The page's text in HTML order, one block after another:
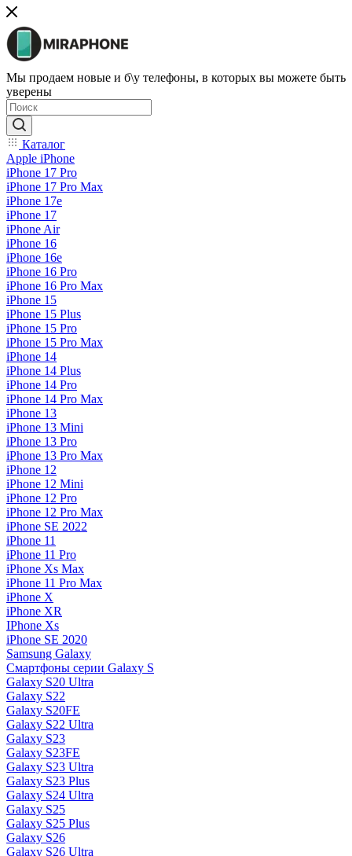
Мы продаем новые и б\у телефоны, в которых вы можете быть
уверены
Каталог
Apple iPhone
iPhone 17 Pro
iPhone 17 Pro Max
iPhone 17e
iPhone 17
iPhone Air
iPhone 16
iPhone 16e
iPhone 16 Pro
iPhone 16 Pro Max
iPhone 15
iPhone 15 Plus
iPhone 15 Pro
iPhone 15 Pro Max
iPhone 14
iPhone 14 Plus
iPhone 14 Pro
iPhone 14 Pro Max
iPhone 13
iPhone 13 Mini
iPhone 13 Pro
iPhone 13 Pro Max
iPhone 12
iPhone 12 Mini
iPhone 12 Pro
iPhone 12 Pro Max
iPhone SE 2022
iPhone 11
iPhone 11 Pro
iPhone Xs Max
iPhone 11 Pro Max
iPhone X
iPhone XR
IPhone Xs
iPhone SE 2020
Samsung Galaxy
Смартфоны серии Galaxy S
Galaxy S20 Ultra
Galaxy S22
Galaxy S20FE
Galaxy S22 Ultra
Galaxy S23
Galaxy S23FE
Galaxy S23 Ultra
Galaxy S23 Plus
Galaxy S24 Ultra
Galaxy S25
Galaxy S25 Plus
Galaxy S26
Galaxy S26 Ultra